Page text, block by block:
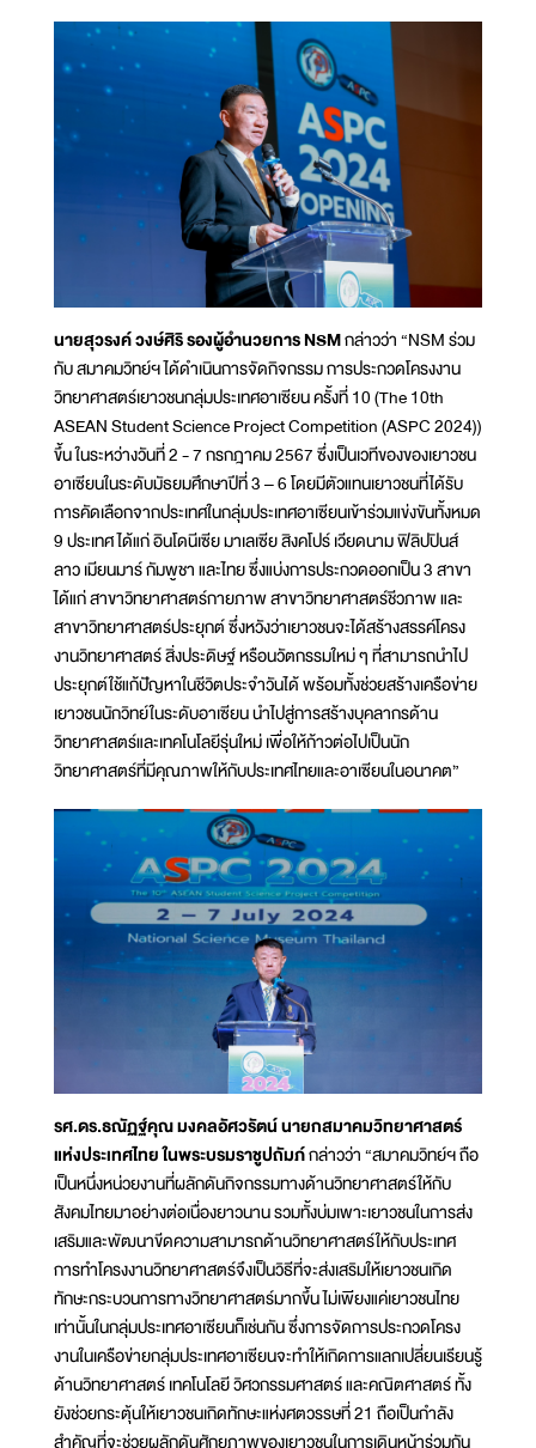
นายสุวรงค์ วงษ์ศิริ รองผู้อำนวยการ NSMกล่าวว่า “NSM ร่วม
กับ สมาคมวิทย์ฯ ได้ดำเนินการจัดกิจกรรม การประกวดโครงงาน
วิทยาศาสตร์เยาวชนกลุ่มประเทศอาเซียน ครั้งที่ 10 (The 10th
ASEAN Student Science Project Competition (ASPC 2024))
ขึ้น ในระหว่างวันที่ 2 - 7 กรกฎาคม 2567 ซึ่งเป็นเวทีของของเยาวชน
อาเซียนในระดับมัธยมศึกษาปีที่ 3 – 6 โดยมีตัวแทนเยาวชนที่ได้รับ
การคัดเลือกจากประเทศในกลุ่มประเทศอาเซียนเข้าร่วมแข่งขันทั้งหมด
9 ประเทศ ได้แก่ อินโดนีเซีย มาเลเซีย สิงคโปร์ เวียดนาม ฟิลิปปินส์
ลาว เมียนมาร์ กัมพูชา และไทย ซึ่งแบ่งการประกวดออกเป็น 3 สาขา
ได้แก่ สาขาวิทยาศาสตร์กายภาพ สาขาวิทยาศาสตร์ชีวภาพ และ
สาขาวิทยาศาสตร์ประยุกต์ ซึ่งหวังว่าเยาวชนจะได้สร้างสรรค์โครง
งานวิทยาศาสตร์ สิ่งประดิษฐ์ หรือนวัตกรรมใหม่ ๆ ที่สามารถนำไป
ประยุกต์ใช้แก้ปัญหาในชีวิตประจำวันได้ พร้อมทั้งช่วยสร้างเครือข่าย
เยาวชนนักวิทย์ในระดับอาเซียน นำไปสู่การสร้างบุคลากรด้าน
วิทยาศาสตร์และเทคโนโลยีรุ่นใหม่ เพื่อให้ก้าวต่อไปเป็นนัก
วิทยาศาสตร์ที่มีคุณภาพให้กับประเทศไทยและอาเซียนในอนาคต”
รศ.ดร.ธณัฏฐ์คุณ มงคลอัศวรัตน์ นายกสมาคมวิทยาศาสตร์
แห่งประเทศไทย ในพระบรมราชูปถัมภ์กล่าวว่า “สมาคมวิทย์ฯ ถือ
เป็นหนึ่งหน่วยงานที่ผลักดันกิจกรรมทางด้านวิทยาศาสตร์ให้กับ
สังคมไทยมาอย่างต่อเนื่องยาวนาน รวมทั้งบ่มเพาะเยาวชนในการส่ง
เสริมและพัฒนาขีดความสามารถด้านวิทยาศาสตร์ให้กับประเทศ
การทำโครงงานวิทยาศาสตร์จึงเป็นวิธีที่จะส่งเสริมให้เยาวชนเกิด
ทักษะกระบวนการทางวิทยาศาสตร์มากขึ้น ไม่เพียงแค่เยาวชนไทย
เท่านั้นในกลุ่มประเทศอาเซียนก็เช่นกัน ซึ่งการจัดการประกวดโครง
งานในเครือข่ายกลุ่มประเทศอาเซียนจะทำให้เกิดการแลกเปลี่ยนเรียนรู้
ด้านวิทยาศาสตร์ เทคโนโลยี วิศวกรรมศาสตร์ และคณิตศาสตร์ ทั้ง
ยังช่วยกระตุ้นให้เยาวชนเกิดทักษะแห่งศตวรรษที่ 21 ถือเป็นกำลัง